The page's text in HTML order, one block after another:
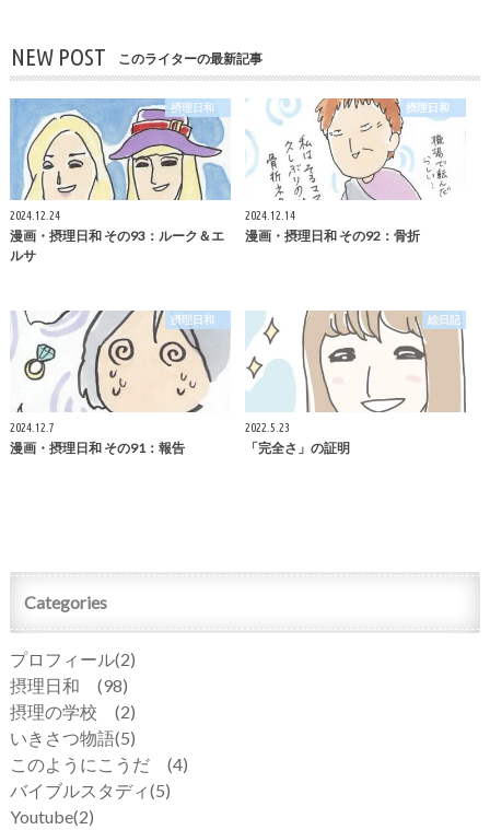
NEW POST このライターの最新記事
摂理日和
2024.12.24
漫画・摂理日和 その93：ルーク＆エ
ルサ
摂理日和
2024.12.14
漫画・摂理日和 その92：骨折
摂理日和
2024.12.7
漫画・摂理日和 その91：報告
絵日記
2022.5.23
「完全さ」の証明
Categories
プロフィール(2)
摂理日和 (98)
摂理の学校 (2)
いきさつ物語(5)
このようにこうだ (4)
バイブルスタディ(5)
Youtube(2)